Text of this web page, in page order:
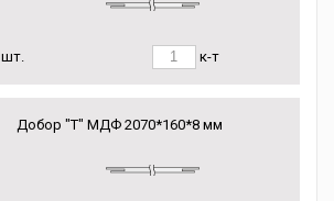
шт. к-т
Добор "Т" МДФ 2070*160*8 мм